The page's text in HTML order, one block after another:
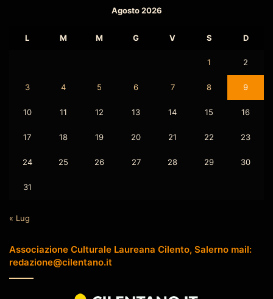
Agosto 2026
L M M G V S D
1 2
3 4 5 6 7 8 9
10 11 12 13 14 15 16
17 18 19 20 21 22 23
24 25 26 27 28 29 30
31
« Lug
Associazione Culturale Laureana Cilento, Salerno mail:
redazione@cilentano.it